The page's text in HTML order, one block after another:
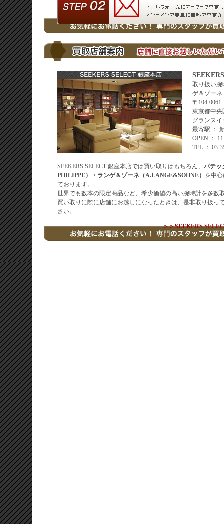
取り扱い
ゲ＆ゾー
〒104-0061
東京都中央
グランス
最寄駅 ：
OPEN ：
TEL ： 03-
SEEKERS SELECT 銀座本店では買い取りはもちろん、 パテッ
PHILIPPE）・ランゲ＆ゾーネ（A.LANGE&SOHNE） を中
ております。
世界でも数本の限定商品など、希少価値の高い腕時計を多数
買い取りに際に店舗にお越しになったときは、是非取り扱っ
さい。
＞＞SEEKERS